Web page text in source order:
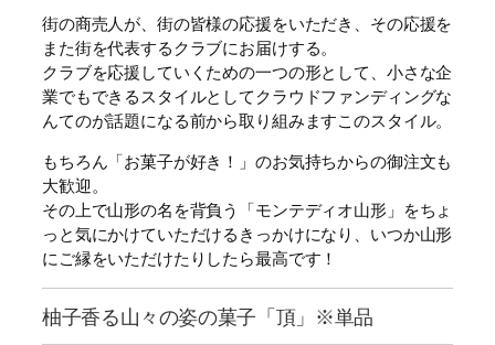
街の商売人が、街の皆様の応援をいただき、その応援を
また街を代表するクラブにお届けする。
クラブを応援していくための一つの形として、小さな企
業でもできるスタイルとしてクラウドファンディングな
んてのが話題になる前から取り組みますこのスタイル。
もちろん「お菓子が好き！」のお気持ちからの御注文も
大歓迎。
その上で山形の名を背負う「モンテディオ山形」をちょ
っと気にかけていただけるきっかけになり、いつか山形
にご縁をいただけたりしたら最高です！
柚子香る山々の姿の菓子「頂」※単品